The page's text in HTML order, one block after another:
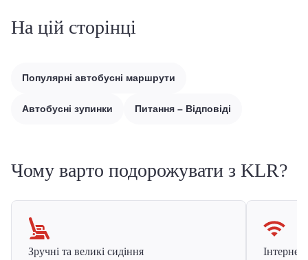
На цій сторінці
Популярні автобусні маршрути
Автобусні зупинки Питання – Відповіді
Чому варто подорожувати з KLR?
Зручні та великі сидіння
Інтернет